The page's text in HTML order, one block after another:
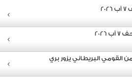
2026
القومي البريطاني يزور بري